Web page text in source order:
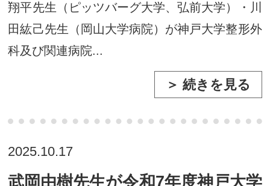
翔平先生（ピッツバーグ大学、弘前大学）・川
田紘己先生（岡山大学病院）が神戸大学整形外
科及び関連病院...
＞ 続きを見る
2025.10.17
武岡由樹先生が令和7年度神戸大学